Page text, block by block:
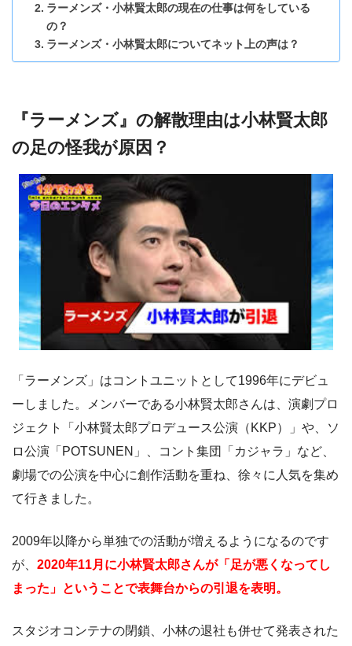
ラーメンズ・小林賢太郎の現在の仕事は何をしている
の？
ラーメンズ・小林賢太郎についてネット上の声は？
『ラーメンズ』の解散理由は小林賢太郎
の足の怪我が原因？
「ラーメンズ」はコントユニットとして1996年にデビュ
ーしました。メンバーである小林賢太郎さんは、演劇プロ
ジェクト「小林賢太郎プロデュース公演（KKP）」や、ソ
ロ公演「POTSUNEN」、コント集団「カジャラ」など、
劇場での公演を中心に創作活動を重ね、徐々に人気を集め
て行きました。
2009年以降から単独での活動が増えるようになるのです
が、 2020年11月に小林賢太郎さんが「足が悪くなってし
まった」ということで表舞台からの引退を表明。
スタジオコンテナの閉鎖、小林の退社も併せて発表された